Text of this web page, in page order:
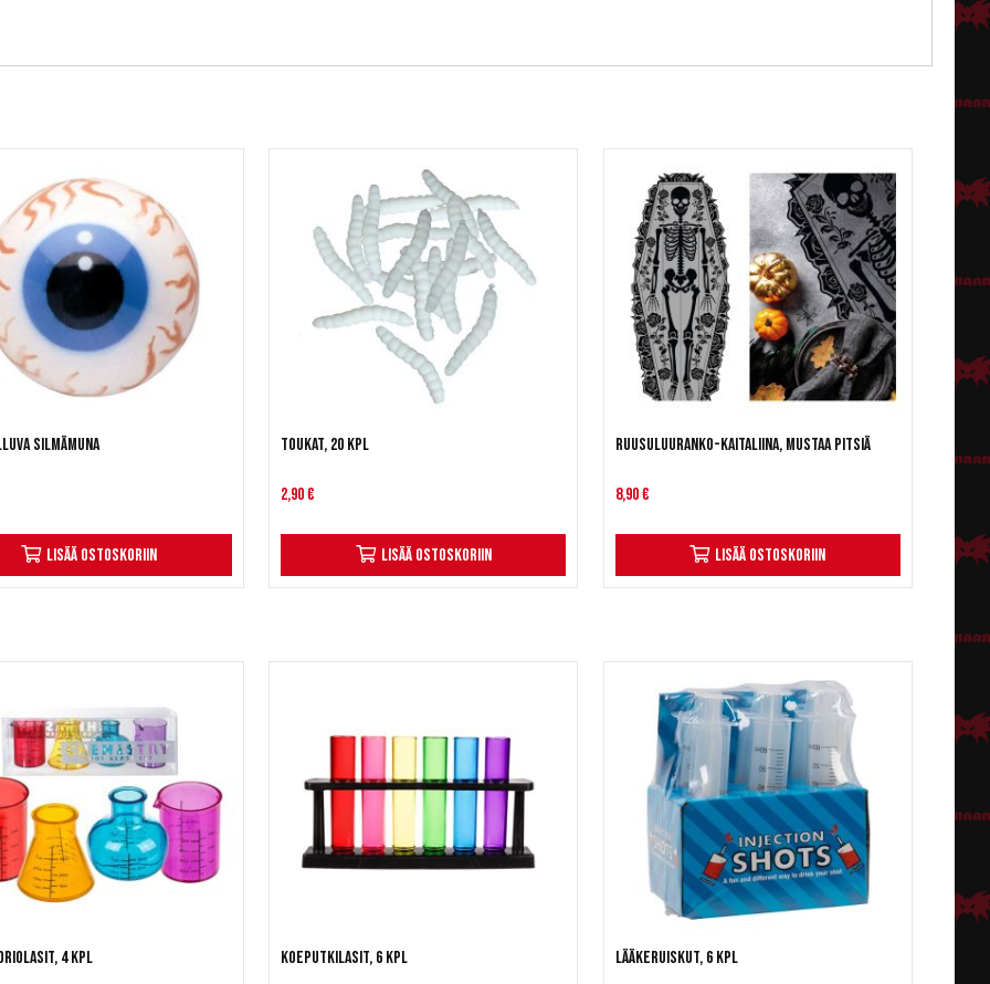
silmämuna
Lisää ostoskoriin
Toukat, 20 kpl
2,90 €
Lisää ostoskoriin
Ruusuluuranko-kaitaliina, mustaa pitsiä
8,90 €
Lisää ostoskoriin
4 kpl Koeputkilasit, 6 kpl Lääkeruiskut, 6 kpl